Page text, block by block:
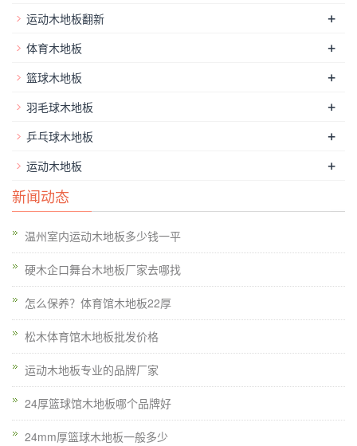
而发出的响声问题，且运动、减震性能更上一层楼。这个可是由
的手艺，都可以让运用者感遭到实木运动地板和其它材质地板的
特有优势。而且它那些优质的面板资料还有着很好的吸震性能，
而且还可以有着一定的，当你在运动的时分就会更的淋漓尽致，
漆的运动木地板功用可以抵达佳情况，这个时分中止木地板打蜡
会影响运动木地板的系数。湿胀不只会增大实木运动地板的尺
度，还会招致实木运动地板拱起降低其力学性质。江苏羽毛球馆
运动木地板施工计划江苏羽毛球馆运动木地板施工计划锻炼教学
健身用实木运动地板主要用于对实木运动地板性能指标央求不高
的运发起锻炼教学或健身场所。
运动木地板翻新 +
体育木地板 +
篮球木地板 +
羽毛球木地板 +
乒乓球木地板 +
运动木地板 +
新闻动态
温州室内运动木地板多少钱一平
硬木企口舞台木地板厂家去哪找
怎么保养？体育馆木地板22厚
松木体育馆木地板批发价格
运动木地板专业的品牌厂家
24厚篮球馆木地板哪个品牌好
24mm厚篮球木地板一般多少